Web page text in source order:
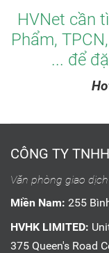
HVNet cần
Phẩm,
... để
CÔNG TY
Văn phòng giao dịch
Miền Nam: 255
HVHK LIMITED:
375 Queen's Road